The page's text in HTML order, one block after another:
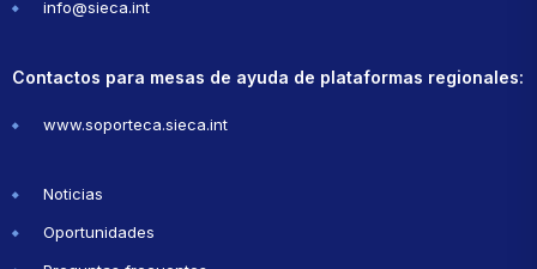
info@sieca.int
Contactos para mesas de ayuda de plataformas regionales:
www.soporteca.sieca.int
Noticias
Oportunidades